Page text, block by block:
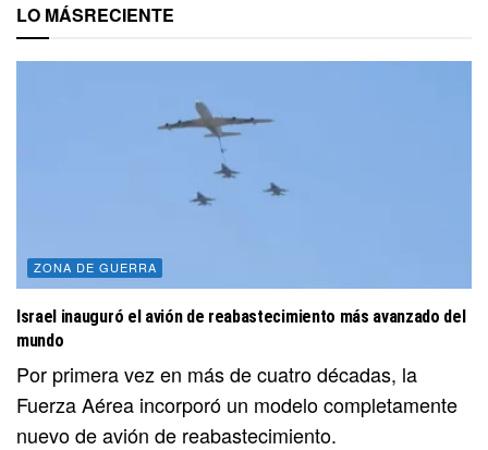
LO MÁSRECIENTE
ZONA DE GUERRA
Israel inauguró el avión de reabastecimiento más avanzado del
mundo
Por primera vez en más de cuatro décadas, la
Fuerza Aérea incorporó un modelo completamente
nuevo de avión de reabastecimiento.